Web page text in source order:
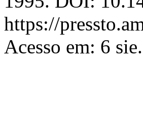
https://
Acesso em: 6